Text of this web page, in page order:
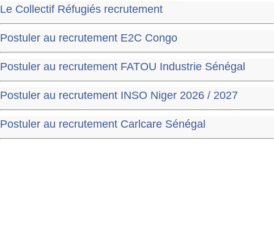
Le Collectif Réfugiés recrutement
Postuler au recrutement E2C Congo
Postuler au recrutement FATOU Industrie Sénégal
Postuler au recrutement INSO Niger 2026 / 2027
Postuler au recrutement Carlcare Sénégal